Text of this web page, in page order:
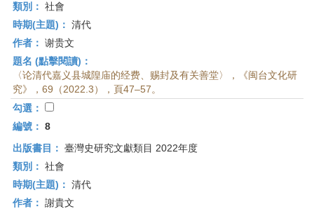
類別： 社會
時期(主題)： 清代
作者： 谢贵文
題名 (點擊閱讀)：
〈论清代嘉义县城隍庙的经费、赐封及有关善堂〉，《闽台文化研
究》，69（2022.3），頁47–57。
勾選：
編號： 8
出版書目： 臺灣史研究文獻類目 2022年度
類別： 社會
時期(主題)： 清代
作者： 謝貴文